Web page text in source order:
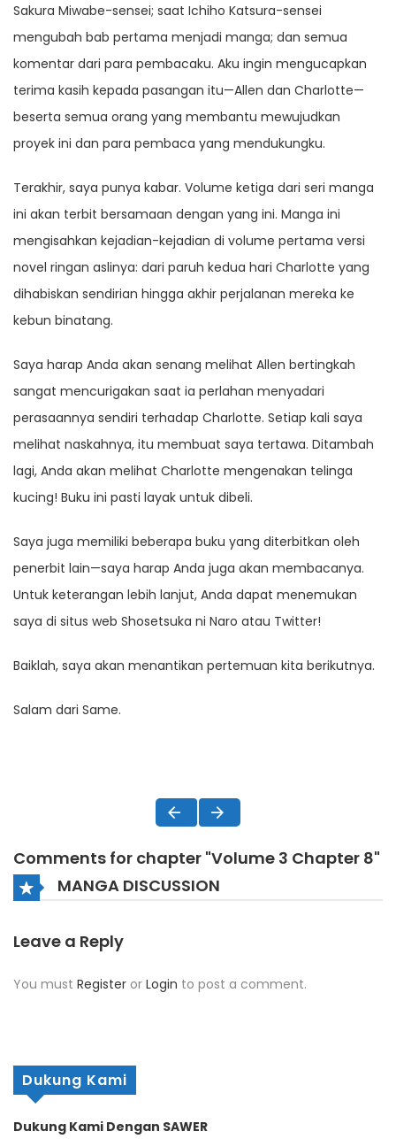
Sakura Miwabe-sensei; saat Ichiho Katsura-sensei
mengubah bab pertama menjadi manga; dan semua
komentar dari para pembacaku. Aku ingin mengucapkan
terima kasih kepada pasangan itu—Allen dan Charlotte—
beserta semua orang yang membantu mewujudkan
proyek ini dan para pembaca yang mendukungku.
Terakhir, saya punya kabar. Volume ketiga dari seri manga
ini akan terbit bersamaan dengan yang ini. Manga ini
mengisahkan kejadian-kejadian di volume pertama versi
novel ringan aslinya: dari paruh kedua hari Charlotte yang
dihabiskan sendirian hingga akhir perjalanan mereka ke
kebun binatang.
Saya harap Anda akan senang melihat Allen bertingkah
sangat mencurigakan saat ia perlahan menyadari
perasaannya sendiri terhadap Charlotte. Setiap kali saya
melihat naskahnya, itu membuat saya tertawa. Ditambah
lagi, Anda akan melihat Charlotte mengenakan telinga
kucing! Buku ini pasti layak untuk dibeli.
Saya juga memiliki beberapa buku yang diterbitkan oleh
penerbit lain—saya harap Anda juga akan membacanya.
Untuk keterangan lebih lanjut, Anda dapat menemukan
saya di situs web Shosetsuka ni Naro atau Twitter!
Baiklah, saya akan menantikan pertemuan kita berikutnya.
Salam dari Same.
Comments for chapter "Volume 3 Chapter 8"
MANGA DISCUSSION
Leave a Reply
You must Register or Login to post a comment.
Dukung Kami
Dukung Kami Dengan SAWER